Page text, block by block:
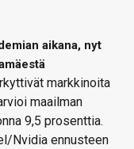
aikana, nyt
markkinoita
maailman
9,5 prosenttia.
Nvidia ennusteen